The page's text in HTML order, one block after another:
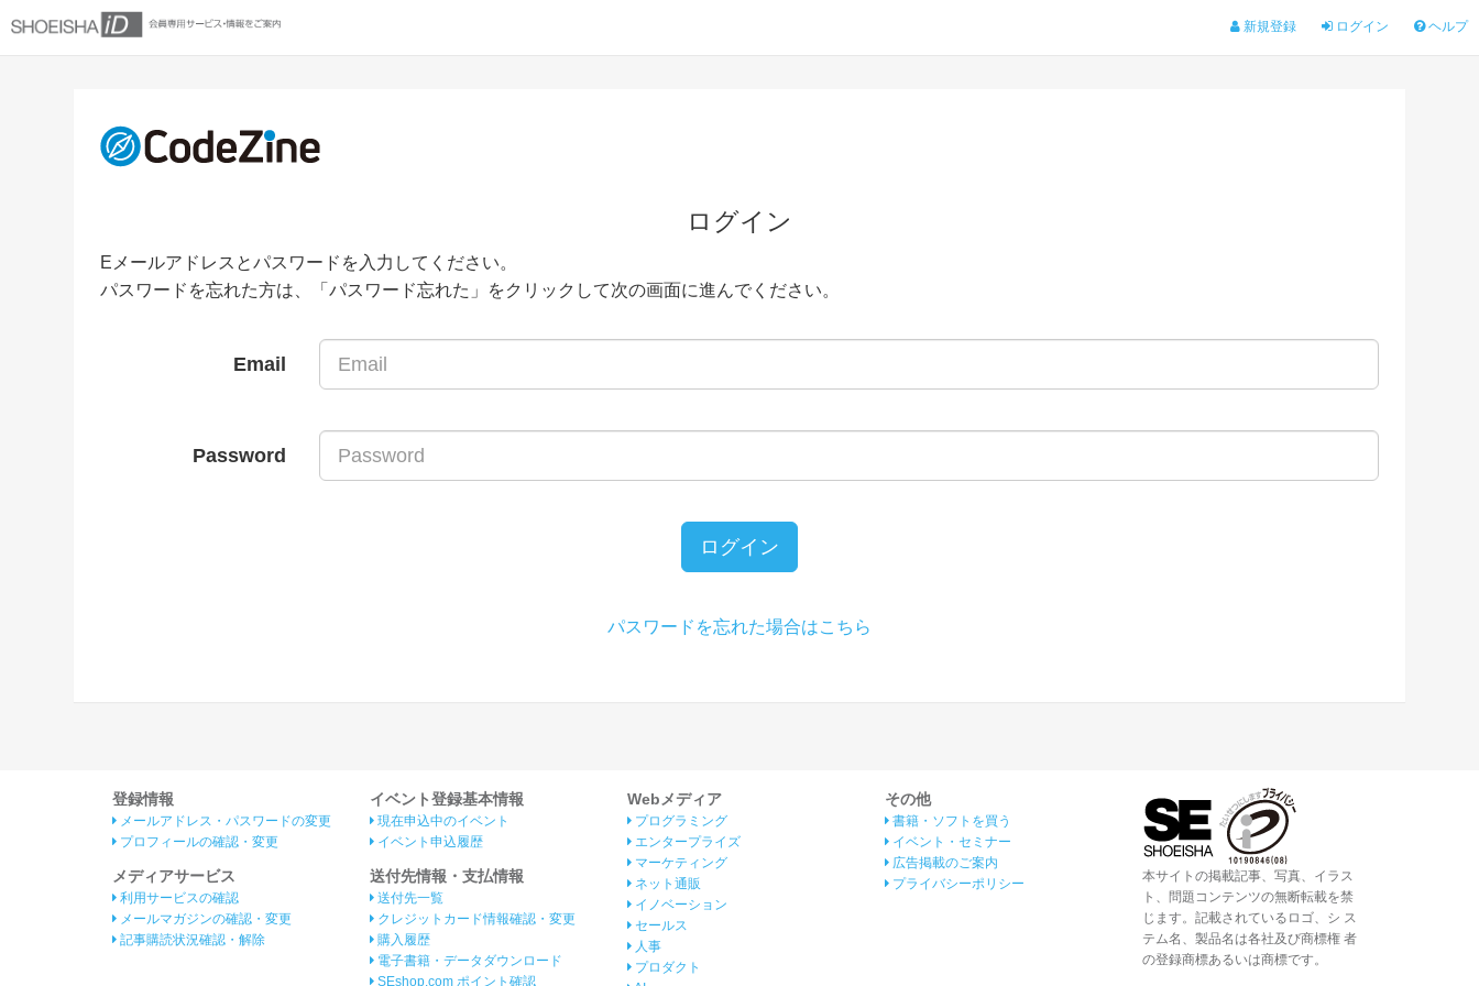
新規登録 ログイン ヘルプ
ログイン
Eメールアドレスとパスワードを入力してください。
パスワードを忘れた方は、「パスワード忘れた」をクリックして次の画面に進んでください。
Email
Password
ログイン
パスワードを忘れた場合はこちら
登録情報
メールアドレス・パスワードの変更
プロフィールの確認・変更
メディアサービス
利用サービスの確認
メールマガジンの確認・変更
記事購読状況確認・解除
イベント登録基本情報
現在申込中のイベント
イベント申込履歴
送付先情報・支払情報
送付先一覧
クレジットカード情報確認・変更
購入履歴
電子書籍・データダウンロード
SEshop.com ポイント確認
Webメディア
プログラミング
エンタープライズ
マーケティング
ネット通販
イノベーション
セールス
人事
プロダクト
その他
書籍・ソフトを買う
イベント・セミナー
広告掲載のご案内
プライバシーポリシー
本サイトの掲載記事、写真、イラス
ト、問題コンテンツの無断転載を禁
じます。記載されているロゴ、シ ス
テム名、製品名は各社及び商標権 者
の登録商標あるいは商標です。